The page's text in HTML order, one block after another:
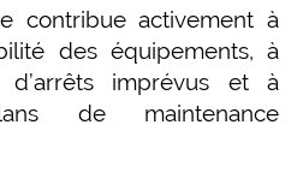
contribue activement à
des équipements, à
imprévus et à
de maintenance